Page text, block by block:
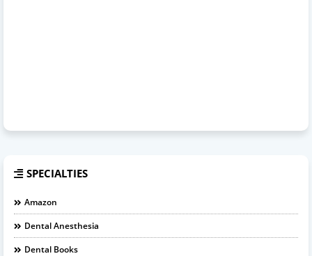
SPECIALTIES
Amazon
Dental Anesthesia
Dental Books